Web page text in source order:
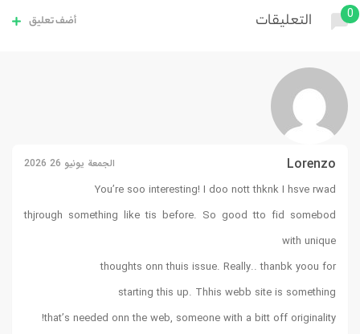
0 التعليقات أضف تعليق
Lorenzo الجمعة يونيو 26 2026
You’re soo interesting! I doo nott thknk I hsve rwad
thjrough something like tis before. So good tto fid somebod
with unique
thoughts onn thuis issue. Really.. thanbk yoou for
starting this up. Thhis webb site is something
that’s needed onn the web, someone with a bitt off originality!